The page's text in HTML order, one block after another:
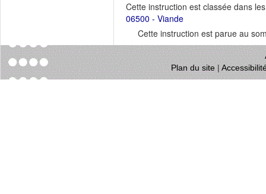
Cette instruction est classée dans
06500 - Viande
Cette instruction est parue au
Plan du site|